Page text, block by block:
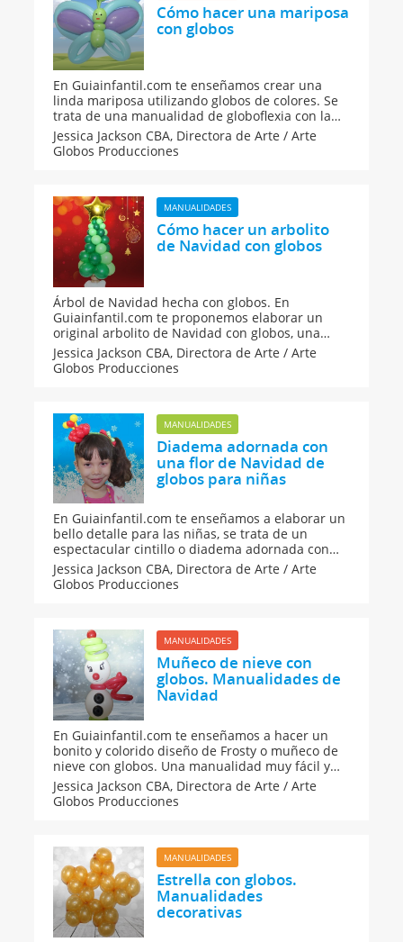
Cómo hacer una mariposa
con globos
En Guiainfantil.com te enseñamos crear una
linda mariposa utilizando globos de colores. Se
trata de una manualidad de globoflexia con la
que los niños se divertirán mucho.
Jessica Jackson CBA, Directora de Arte / Arte
Globos Producciones
MANUALIDADES
Cómo hacer un arbolito
de Navidad con globos
Árbol de Navidad hecha con globos. En
Guiainfantil.com te proponemos elaborar un
original arbolito de Navidad con globos, una
manualidad ideal para decorar una habitación
infantil o incluso como centro de mesa.
Jessica Jackson CBA, Directora de Arte / Arte
Globos Producciones
MANUALIDADES
Diadema adornada con
una flor de Navidad de
globos para niñas
En Guiainfantil.com te enseñamos a elaborar un
bello detalle para las niñas, se trata de un
espectacular cintillo o diadema adornada con
una flor de Navidad. Una manualidad muy
original de globoflexia.
Jessica Jackson CBA, Directora de Arte / Arte
Globos Producciones
MANUALIDADES
Muñeco de nieve con
globos. Manualidades de
Navidad
En Guiainfantil.com te enseñamos a hacer un
bonito y colorido diseño de Frosty o muñeco de
nieve con globos. Una manualidad muy fácil y
divertida de hacer que puede decorar vuestra
casa durante las Navidades o en una fiesta de
cumpleaños.
Jessica Jackson CBA, Directora de Arte / Arte
Globos Producciones
MANUALIDADES
Estrella con globos.
Manualidades
decorativas